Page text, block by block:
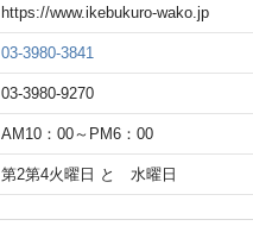
https://www.ikebukuro-wako.jp
03-3980-3841
03-3980-9270
AM10：00～PM6：00
第2第4火曜日 と 水曜日